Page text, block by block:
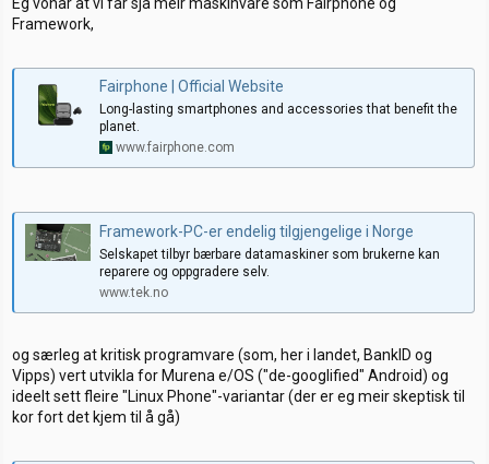
Eg vonar at vi får sjå meir maskinvare som Fairphone og
Framework,
Fairphone | Official Website
Long-lasting smartphones and accessories that benefit the
planet.
www.fairphone.com
Framework-PC-er endelig tilgjengelige i Norge
Selskapet tilbyr bærbare datamaskiner som brukerne kan
reparere og oppgradere selv.
www.tek.no
og særleg at kritisk programvare (som, her i landet, BankID og
Vipps) vert utvikla for Murena e/OS ("de-googlified" Android) og
ideelt sett fleire "Linux Phone"-variantar (der er eg meir skeptisk til
kor fort det kjem til å gå)